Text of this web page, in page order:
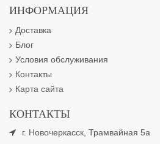
ИНФОРМАЦИЯ
Доставка
Блог
Условия обслуживания
Контакты
Карта сайта
КОНТАКТЫ
г. Новочеркасск, Трамвайная 5а